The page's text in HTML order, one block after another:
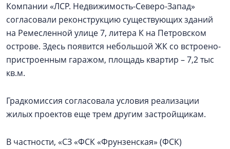
Компании «ЛСР. Недвижимость-Северо-Запад»
согласовали реконструкцию существующих зданий
на Ремесленной улице 7, литера К на Петровском
острове. Здесь появится небольшой ЖК со встроено-
пристроенным гаражом, площадь квартир – 7,2 тыс
кв.м.
Градкомиссия согласовала условия реализации
жилых проектов еще трем другим застройщикам.
В частности, «СЗ «ФСК «Фрунзенская» (ФСК)